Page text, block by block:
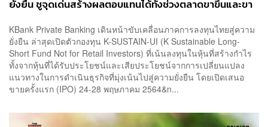
ยั่งยืน ชูจุดเด่นสร้างผลตอบแทนได้ทั้งช่วงตลาดขาขึ้นและขา
KBank Private Banking เดินหน้าขับเคลื่อนภาคการลงทุนไทยสู่ความ
ยั่งยืน ล่าสุดเปิดตัวกองทุน K-SUSTAIN-UI (K Sustainable Long-
Short Fund Not for Retail Investors) ที่เน้นลงทุนในหุ้นที่สร้างกำไร
ทั้งจากหุ้นที่ได้รับประโยชน์และเสียประโยชน์จากการเปลี่ยนแปลง
แนวทางในการดำเนินธุรกิจที่มุ่งเน้นไปสู่ความยั่งยืน โดยเปิดเสนอ
ขายครั้งแรก (IPO) 24-28 พฤษภาคม 2564&n...